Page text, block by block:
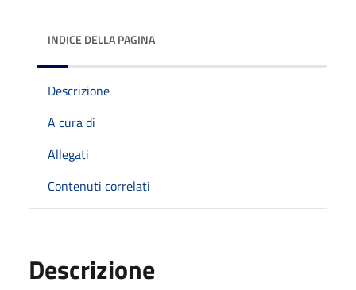
INDICE DELLA PAGINA
Descrizione
A cura di
Allegati
Contenuti correlati
Descrizione